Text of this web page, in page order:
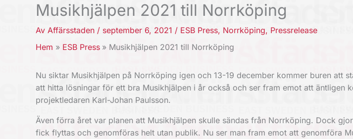
Musikhjälpen 2021 till Norrköping
Av Affärsstaden / september 6, 2021 / ESB Press, Norrköping, Pressrelease
Hem
ESB Press Musikhjälpen 2021 till Norrköping
Nu siktar Musikhjälpen på Norrköping igen och 13-19 december kommer buren att
att hitta lösningar för ett bra Musikhjälpen i år också och ser fram emot att äntligen
projektledaren Karl-Johan Paulsson.
Även förra året var planen att Musikhjälpen skulle sändas från Norrköping. Dock
fick flyttas och genomföras helt utan publik. Nu ser man fram emot att genomföra